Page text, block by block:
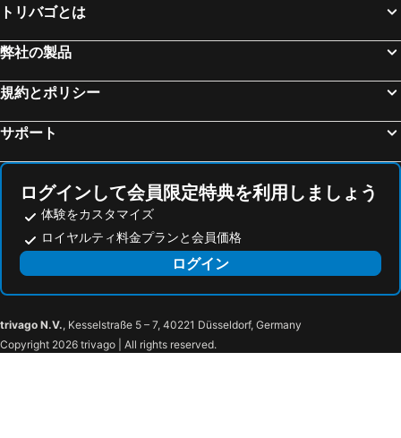
トリバゴとは
弊社の製品
規約とポリシー
サポート
ログインして会員限定特典を利用しましょう
体験をカスタマイズ
ロイヤルティ料金プランと会員価格
ログイン
trivago N.V., Kesselstraße 5 – 7, 40221 Düsseldorf, Germany
Copyright 2026 trivago | All rights reserved.